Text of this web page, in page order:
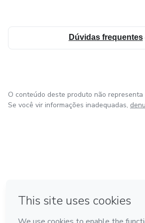
Dúvidas frequentes
O conteúdo deste produto não
Se você vir informações inadequadas,
Feito com ❤ em Bogotá